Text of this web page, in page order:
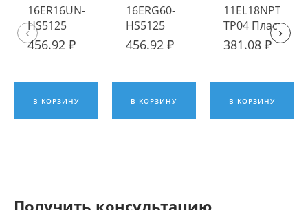
16ER16UN-
HS5125
Пластина
456.92 ₽
В КОРЗИНУ
16ERG60-
HS5125
Пластина
456.92 ₽
В КОРЗИНУ
11EL18NPTF
TP04 Пластина
381.08 ₽
В КОРЗИНУ
‹ ›